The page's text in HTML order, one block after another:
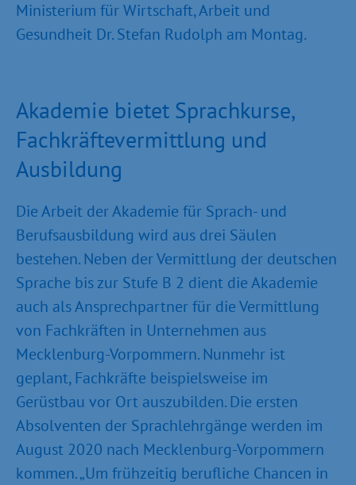
Ministerium für Wirtschaft, Arbeit und
Gesundheit Dr. Stefan Rudolph am Montag.
Akademie bietet Sprachkurse,
Fachkräftevermittlung und
Ausbildung
Die Arbeit der Akademie für Sprach- und
Berufsausbildung wird aus drei Säulen
bestehen. Neben der Vermittlung der deutschen
Sprache bis zur Stufe B 2 dient die Akademie
auch als Ansprechpartner für die Vermittlung
von Fachkräften in Unternehmen aus
Mecklenburg-Vorpommern. Nunmehr ist
geplant, Fachkräfte beispielsweise im
Gerüstbau vor Ort auszubilden. Die ersten
Absolventen der Sprachlehrgänge werden im
August 2020 nach Mecklenburg-Vorpommern
kommen. „Um frühzeitig berufliche Chancen in